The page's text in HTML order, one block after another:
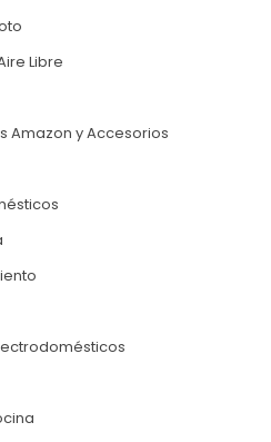
Libre
Amazon y Accesorios